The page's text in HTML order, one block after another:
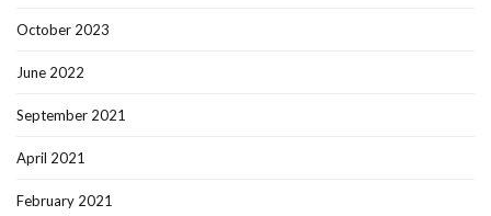
October 2023
June 2022
September 2021
April 2021
February 2021